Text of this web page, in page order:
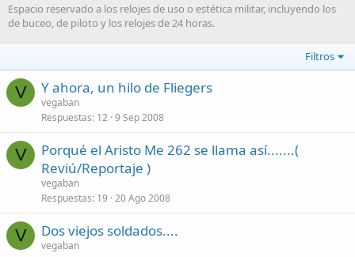
Espacio reservado a los relojes de uso o estética militar, incluyendo los
de buceo, de piloto y los relojes de 24 horas.
Filtros
V Y ahora, un hilo de Fliegers
vegaban
Respuestas 12 9 Sep 2008
V
Porqué el Aristo Me 262 se llama así.......(
Reviú/Reportaje )
vegaban
Respuestas 19 20 Ago 2008
V Dos viejos soldados....
vegaban